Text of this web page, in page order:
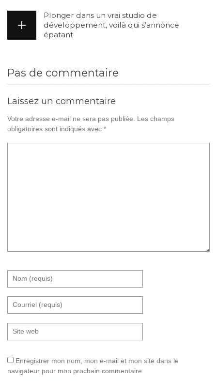
Plonger dans un vrai studio de
développement, voilà qui s’annonce
épatant
Pas de commentaire
Laissez un commentaire
Votre adresse e-mail ne sera pas publiée.
Les champs
obligatoires sont indiqués avec *
Enregistrer mon nom, mon e-mail et mon site dans le
navigateur pour mon prochain commentaire.